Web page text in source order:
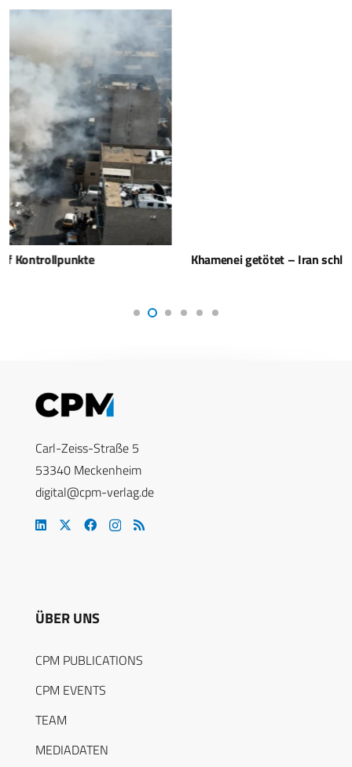
Khamenei getötet – Iran schlägt zurück
Carl-Zeiss-Straße 5
53340 Meckenheim
digital@cpm-verlag.de
ÜBER UNS
CPM PUBLICATIONS
CPM EVENTS
TEAM
MEDIADATEN